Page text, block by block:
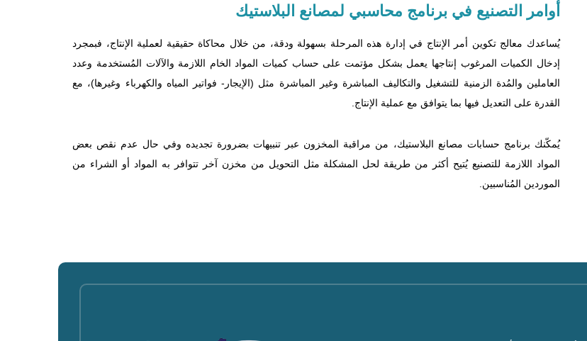
أوامر التصنيع في برنامج محاسبي لمصانع البلاستيك
يُساعدك معالج تكوين أمر الإنتاج في إدارة هذه المرحلة بسهولة ودقة، من خلال محاكاة حقيقية لعملية الإنتاج، فبمجرد
إدخال الكميات المرغوب إنتاجها يعمل بشكل مؤتمت على حساب كميات المواد الخام اللازمة والآلات المُستخدمة وعدد
العاملين والمُدة الزمنية للتشغيل والتكاليف المباشرة وغير المباشرة مثل (الإيجار- فواتير المياه والكهرباء وغيرها)، مع
القدرة على التعديل فيها بما يتوافق مع عملية الإنتاج.
يُمكّنك برنامج حسابات مصانع البلاستيك، من مراقبة المخزون عبر تنبيهات بضرورة تجديده وفي حال عدم نقص بعض
المواد اللازمة للتصنيع يُتيح أكثر من طريقة لحل المشكلة مثل التحويل من مخزن آخر تتوافر به المواد أو الشراء من
الموردين المُناسبين.